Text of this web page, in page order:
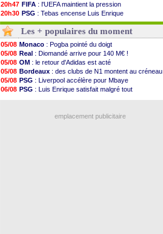
20h47 FIFA : l'UEFA maintient la pression
20h30 PSG : Tebas encense Luis Enrique
20h18 Real: Vinicius jusqu'en 2032 (officiel)
20h04
Lyon: Mangala va rejoindre Getafe
19h47 OM: une offre refusée pour Aguerd
19h34
Real: c'est confirmé pour Vinicius
19h14
Troyes: Junior Diaz jusqu'en 2030 (officiel)
19h06
PSG: Akliouche a signé (officiel)
18h50
OM: une offre pour Bulka
18h30
PSG : contrat signé pour Akliouche
18h20
Ouganda: Owori battu à mort à Kampala
: le gouvernement espagnol s'en mêle
Les + populaires du moment
05/08 Monaco : Pogba pointé du doigt
05/08 Real : Diomandé arrive pour 140 M€ !
05/08 OM : le retour d'Adidas est acté
05/08 Bordeaux : des clubs de N1 montent au créneau
05/08 PSG : Liverpool accélère pour Mbaye
06/08 PSG : Luis Enrique satisfait malgré tout
emplacement publicitaire